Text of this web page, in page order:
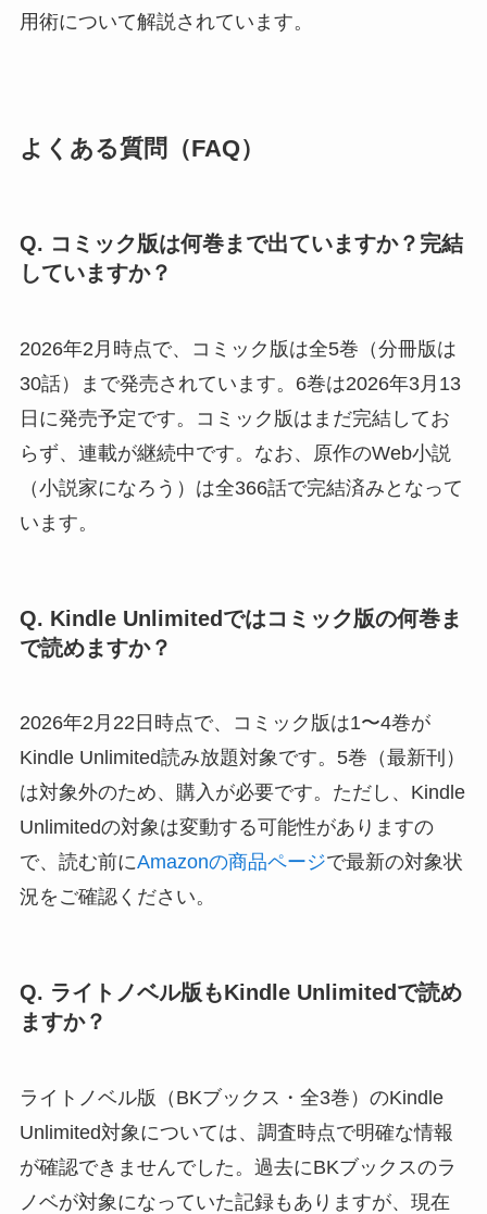
用術について解説されています。
よくある質問（FAQ）
Q. コミック版は何巻まで出ていますか？完結
していますか？
2026年2月時点で、コミック版は全5巻（分冊版は
30話）まで発売されています。6巻は2026年3月13
日に発売予定です。コミック版はまだ完結してお
らず、連載が継続中です。なお、原作のWeb小説
（小説家になろう）は全366話で完結済みとなって
います。
Q. Kindle Unlimitedではコミック版の何巻ま
で読めますか？
2026年2月22日時点で、コミック版は1〜4巻が
Kindle Unlimited読み放題対象です。5巻（最新刊）
は対象外のため、購入が必要です。ただし、Kindle
Unlimitedの対象は変動する可能性がありますの
で、読む前にAmazonの商品ページで最新の対象状
況をご確認ください。
Q. ライトノベル版もKindle Unlimitedで読め
ますか？
ライトノベル版（BKブックス・全3巻）のKindle
Unlimited対象については、調査時点で明確な情報
が確認できませんでした。過去にBKブックスのラ
ノベが対象になっていた記録もありますが、現在